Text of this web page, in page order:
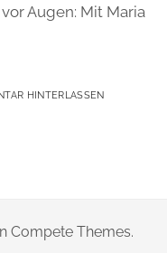
Augen: Mit Maria
HINTERLASSEN
Compete Themes.